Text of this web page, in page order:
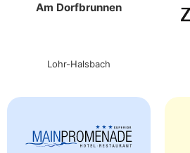
Am Dorfbrunnen
Lohr-Halsbach